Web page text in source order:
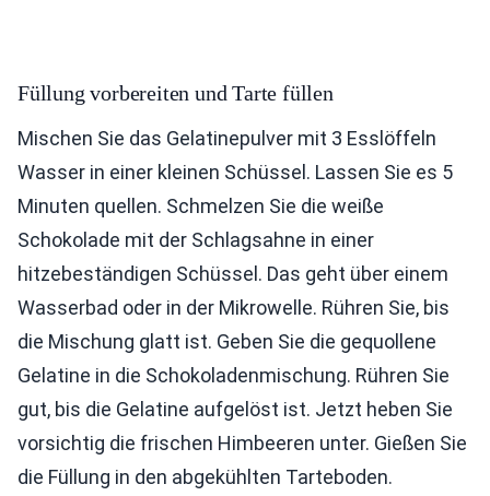
Füllung vorbereiten und Tarte füllen
Mischen Sie das Gelatinepulver mit 3 Esslöffeln
Wasser in einer kleinen Schüssel. Lassen Sie es 5
Minuten quellen. Schmelzen Sie die weiße
Schokolade mit der Schlagsahne in einer
hitzebeständigen Schüssel. Das geht über einem
Wasserbad oder in der Mikrowelle. Rühren Sie, bis
die Mischung glatt ist. Geben Sie die gequollene
Gelatine in die Schokoladenmischung. Rühren Sie
gut, bis die Gelatine aufgelöst ist. Jetzt heben Sie
vorsichtig die frischen Himbeeren unter. Gießen Sie
die Füllung in den abgekühlten Tarteboden.